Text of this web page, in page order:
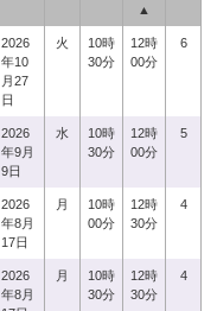
▲
2026
年10
月27
日
火
10時
30分
12時
00分
6
2026
年9月
9日
水
10時
30分
12時
00分
5
2026
年8月
17日
月
10時
00分
12時
30分
4
2026
年8月
月
10時
30分
12時
30分
4